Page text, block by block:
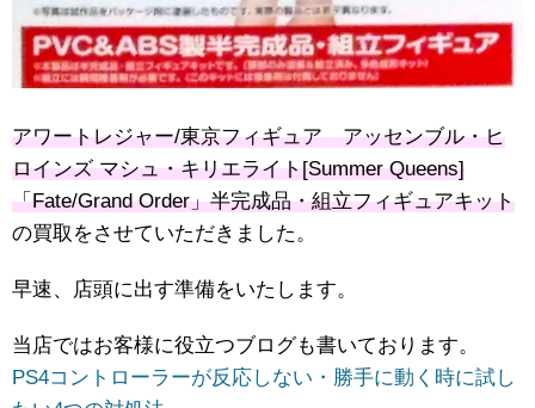
アワートレジャー/東京フィギュア アッセンブル・ヒ
ロインズ マシュ・キリエライト[Summer Queens]
「Fate/Grand Order」半完成品・組立フィギュアキット
の買取をさせていただきました。
早速、店頭に出す準備をいたします。
当店ではお客様に役立つブログも書いております。
PS4コントローラーが反応しない・勝手に動く時に試し